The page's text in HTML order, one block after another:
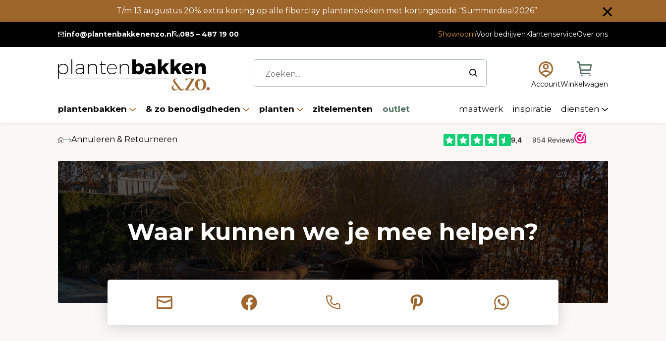
T/m 13 augustus 20% extra korting op alle fiberclay plantenbakken met kortingscode “Summerdeal2026”
info@plantenbakkenenzo.nl 085 – 487 19 00 ShowroomVoor bedrijvenKlantenserviceOver ons
AccountWinkelwagen
plantenbakken & zo benodigdheden planten zitelementen outlet maatwerk inspiratie diensten
Annuleren & Retourneren
Waar kunnen we je mee helpen?